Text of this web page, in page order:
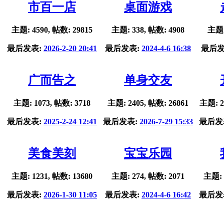
市百一店
主题: 4590, 帖数: 29815
最后发表: 2026-2-20 20:41
桌面游戏
主题: 338, 帖数: 4908
最后发表: 2024-4-6 16:38
主
最后
广而告之
主题: 1073, 帖数: 3718
最后发表: 2025-2-24 12:41
单身交友
主题: 2405, 帖数: 26861
最后发表: 2026-7-29 15:33
主题:
最后
美食美刻
主题: 1231, 帖数: 13680
最后发表: 2026-1-30 11:05
宝宝乐园
主题: 274, 帖数: 2071
最后发表: 2024-4-6 16:42
主题:
最后